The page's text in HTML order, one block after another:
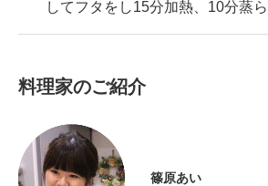
してフタをし15分加熱、10分蒸ら
料理家のご紹介
篠原あい